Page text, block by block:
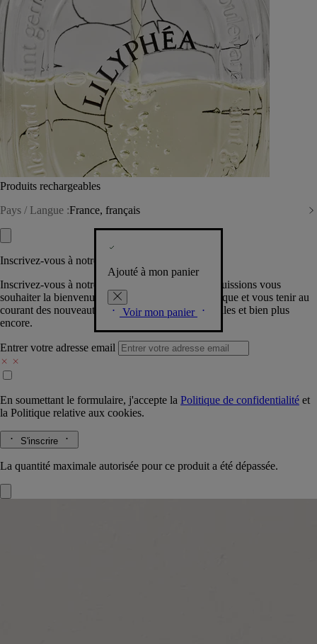
Produits rechargeables
Pays / Langue :France, français
Ajouté à mon panier
Voir mon panier
Inscrivez-vous à notre Newsletter
Inscrivez-vous à notre newsletter pour que nous puissions vous
souhaiter la bienvenue dans la communauté Diptyque et vous tenir au
courant des nouveautés, événements, offres spéciales et bien plus
encore.
Entrer votre adresse email
En soumettant le formulaire, j'accepte la Politique de confidentialité et
la Politique relative aux cookies.
S'inscrire
La quantité maximale autorisée pour ce produit a été dépassée.